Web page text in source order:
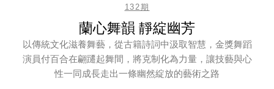
132期
蘭心舞韻 靜綻幽芳
以傳統文化滋養舞藝，從古籍詩詞中汲取智慧，金獎舞蹈
演員付百合在翩躚起舞間，將克制化為力量，讓技藝與心
性一同成長走出一條幽然綻放的藝術之路